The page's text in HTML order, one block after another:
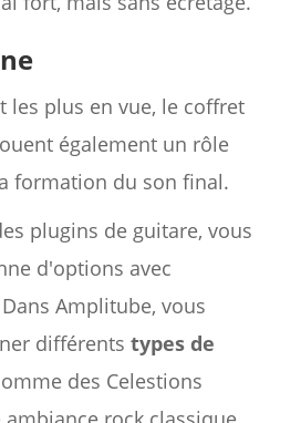
les plus en vue, le coffret
également un rôle
formation du son final.
plugins de guitare, vous
d'options avec
Amplitube, vous
différents types de
des Celestions